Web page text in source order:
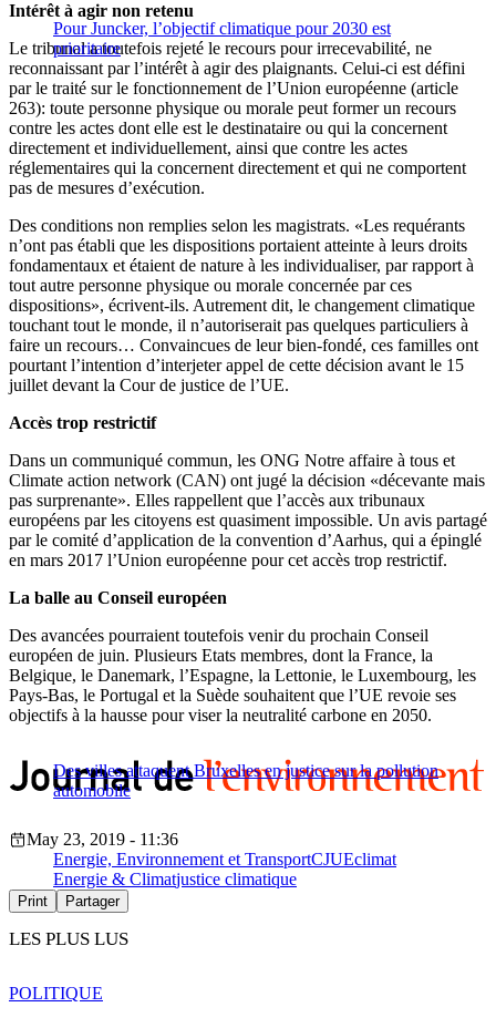
Pour Juncker, l’objectif climatique pour 2030 est
prioritaire
Intérêt à agir non retenu
Le tribunal a toutefois rejeté le recours pour irrecevabilité, ne
reconnaissant par l’intérêt à agir des plaignants. Celui-ci est défini
par le traité sur le fonctionnement de l’Union européenne (article
263): toute personne physique ou morale peut former un recours
contre les actes dont elle est le destinataire ou qui la concernent
directement et individuellement, ainsi que contre les actes
réglementaires qui la concernent directement et qui ne comportent
pas de mesures d’exécution.
Des conditions non remplies selon les magistrats. «Les requérants
n’ont pas établi que les dispositions portaient atteinte à leurs droits
fondamentaux et étaient de nature à les individualiser, par rapport à
tout autre personne physique ou morale concernée par ces
dispositions», écrivent-ils. Autrement dit, le changement climatique
touchant tout le monde, il n’autoriserait pas quelques particuliers à
faire un recours… Convaincues de leur bien-fondé, ces familles ont
pourtant l’intention d’interjeter appel de cette décision avant le 15
juillet devant la Cour de justice de l’UE.
Accès trop restrictif
Dans un communiqué commun, les ONG Notre affaire à tous et
Climate action network (CAN) ont jugé la décision «décevante mais
pas surprenante». Elles rappellent que l’accès aux tribunaux
européens par les citoyens est quasiment impossible. Un avis partagé
par le comité d’application de la convention d’Aarhus, qui a épinglé
en mars 2017 l’Union européenne pour cet accès trop restrictif.
La balle au Conseil européen
Des avancées pourraient toutefois venir du prochain Conseil
européen de juin. Plusieurs Etats membres, dont la France, la
Belgique, le Danemark, l’Espagne, la Lettonie, le Luxembourg, les
Pays-Bas, le Portugal et la Suède souhaitent que l’UE revoie ses
objectifs à la hausse pour viser la neutralité carbone en 2050.
Des villes attaquent Bruxelles en justice sur la pollution
automobile
May 23, 2019 - 11:36
Energie, Environnement et TransportCJUEclimat
Energie & Climatjustice climatique
Print Partager
LES PLUS LUS
POLITIQUE